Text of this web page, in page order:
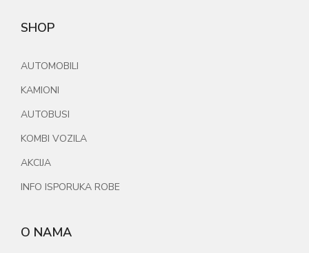
SHOP
AUTOMOBILI
KAMIONI
AUTOBUSI
KOMBI VOZILA
AKCIJA
INFO ISPORUKA ROBE
O NAMA